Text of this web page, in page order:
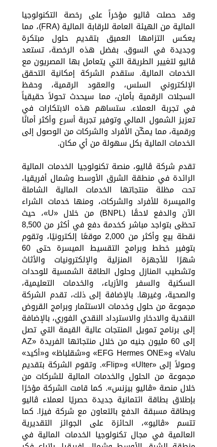
وقد حصلت ڤاليو مؤخراً على رخصة التكنولوجيا
المالية من الهيئة العامة للرقابة المالية (FRA)، مما
يعكس التزامها العميق بتقديم حلول مبتكرة
وجديدة في السوق. بفضل هذه الرخصة، تستعد
ڤاليو لتغيير الطريقة التي يتعامل بها المصريون مع
الخدمات المالية. ستقدم الشركة إمكانية التحقق
الإلكتروني السلس، والعقود الرقمية، وحفظ
السجلات الرقمية بأمان، مما سيحدث تحولاً حقيقياً
في تجربة العملاء. ستساهم هذه الابتكارات في
تعزيز الشمول المالي وتوفير تجربة أسرع وأكثر أمانًا
ورقمية، مما يمكّن الأفراد والشركات من الوصول إلى
الخدمات المالية بكل سهولة من أي مكان.
تقدم شركة ڤاليو، منصة تكنولوجيا الخدمات المالية
الرائدة في منطقة الشرق الأوسط وشمال أفريقيا،
تحت مظلة منتجاتها الخدمات المالية الشاملة
والميسرة للأفراد والشركات، ومنها خدمات الشراء
الآن والدفع لاحقًا (BNPL) من خلال «U»، حيث
تحظى بتواجد مباشر كخدمة دفع في أكثر من 8,500
نقطة بيع وأكثر من 2,000 موقعًا إلكترونيًا، وتقوم
بتوفير خطط وبرامج التقسيط الميسرة حتى 60
شهرًا للأجهزة المنزلية والإلكترونيات والأثاث
وتشطيب المنازل وحلول الطاقة الشمسية للوحدات
السكنية والسفر والأزياء، والخدمات التعليمية،
والصحية، وغيرها. بالإضافة إلى ذلك، تقدم الشركة
مجموعة من حلول وخدمات الاستثمار وبرامج القروض
النقدية والادخار والاسترداد النقدي الفوري، بالإضافة
إلى برنامج تمويل المنتجات عالية القيمة التي تصل
إلى 60 مليون جنيه من خلال منتجاتها الفريدة «AZ
Valu» و«EFG Hermes ONE» و«شقلباظ» و«أكيد»
وصولاً إلى «Ulter» و«Flip». وتقوم الشركة بتقديم
مجموعة من الحلول والخدمات المالية للشركات من
خلال منصة «ڤاليو بيزنس». كما قامت الشركة مؤخرًا
بإطلاق بطاقة ائتمانية جديدة حصريًا لعملاء ڤاليو
وبطاقة مسبقة الدفع بالتعاون مع شركة فيزا. كما
تتسم «ڤاليو»، الحائزة على الجوائز التقديرية
العالمية في مجال تكنولوجيا الخدمات المالية في